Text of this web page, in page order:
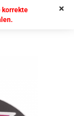
korrekte